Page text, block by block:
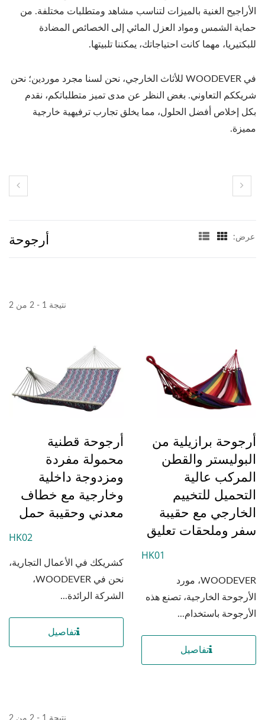
الأراجيح الغنية بالميزات لتناسب مشاهد ومتطلبات مختلفة. من
حماية الشمس ومواد العزل المائي إلى الخصائص المضادة
للبكتيريا، مهما كانت احتياجاتك، يمكننا تلبيتها.
في WOODEVER للأثاث الخارجي، نحن لسنا مجرد موردين؛ نحن
شريككم التعاوني. بغض النظر عن مدى تميز متطلباتكم، نقدم
بكل إخلاص أفضل الحلول، مما يخلق تجارب ترفيهية خارجية
مميزة.
أرجوحة عرض:
نتيجة 1 - 2 من 2
أرجوحة برازيلية من
البوليستر والقطن
المركب عالية
التحميل للتخييم
الخارجي مع حقيبة
سفر وملحقات تعليق
HK01
WOODEVER، مورد
الأرجوحة الخارجية، تصنع هذه
الأرجوحة باستخدام...
تفاصيل
أرجوحة قطنية
محمولة مفردة
ومزدوجة داخلية
وخارجية مع خطاف
معدني وحقيبة حمل
HK02
كشريكك في الأعمال التجارية،
نحن في WOODEVER،
الشركة الرائدة...
تفاصيل
نتيجة 1 - 2 من 2